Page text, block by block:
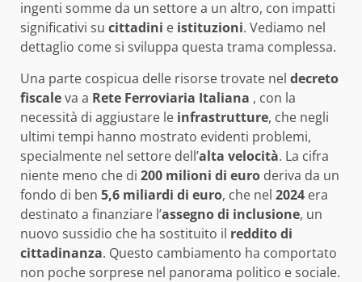
ingenti somme da un settore a un altro, con impatti
significativi su cittadini e istituzioni. Vediamo nel
dettaglio come si sviluppa questa trama complessa.
Una parte cospicua delle risorse trovate nel decreto
fiscaleva a Rete Ferroviaria Italiana , con la
necessità di aggiustare le infrastrutture, che negli
ultimi tempi hanno mostrato evidenti problemi,
specialmente nel settore dell’alta velocità. La cifra
niente meno che di 200 milioni di euro deriva da un
fondo di ben 5,6 miliardi di euro, che nel 2024 era
destinato a finanziare l’assegno di inclusione, un
nuovo sussidio che ha sostituito il reddito di
cittadinanza. Questo cambiamento ha comportato
non poche sorprese nel panorama politico e sociale.